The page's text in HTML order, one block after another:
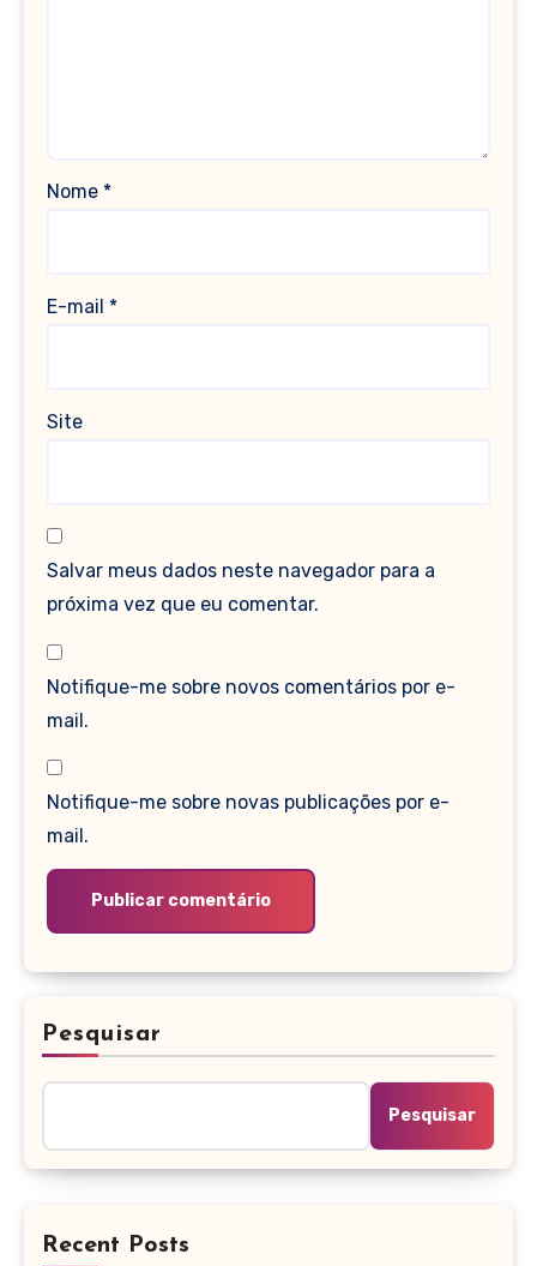
Nome *
E-mail *
Site
Salvar meus dados neste navegador para a
próxima vez que eu comentar.
Notifique-me sobre novos comentários por e-
mail.
Notifique-me sobre novas publicações por e-
mail.
Pesquisar
Pesquisar
Recent Posts